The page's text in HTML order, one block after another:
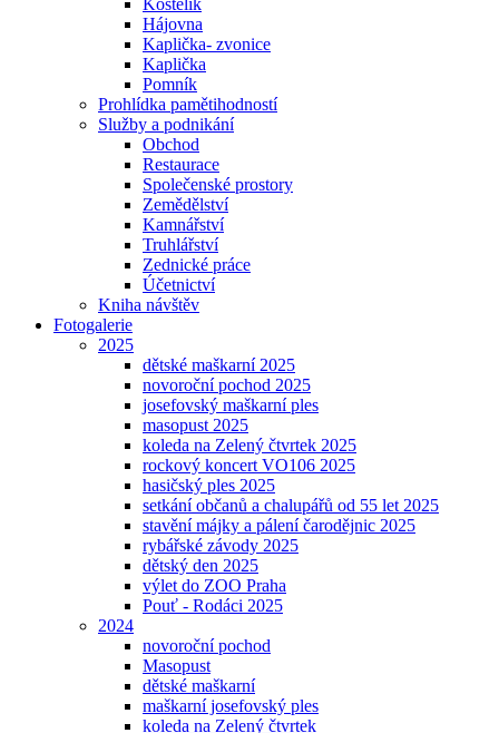
Kostelík
Hájovna
Kaplička- zvonice
Kaplička
Pomník
Prohlídka pamětihodností
Služby a podnikání
Obchod
Restaurace
Společenské prostory
Zemědělství
Kamnářství
Truhlářství
Zednické práce
Účetnictví
Kniha návštěv
Fotogalerie
2025
dětské maškarní 2025
novoroční pochod 2025
josefovský maškarní ples
masopust 2025
koleda na Zelený čtvrtek 2025
rockový koncert VO106 2025
hasičský ples 2025
setkání občanů a chalupářů od 55 let 2025
stavění májky a pálení čarodějnic 2025
rybářské závody 2025
dětský den 2025
výlet do ZOO Praha
Pouť - Rodáci 2025
2024
novoroční pochod
Masopust
dětské maškarní
maškarní josefovský ples
koleda na Zelený čtvrtek